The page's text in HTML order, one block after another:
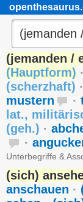
(jemanden /
(Hauptform) ·
(scherzhaft) ·
mustern
·
lat.,
(geh.) ·
·
Unterbegriffe &
(sich)
anschauen ·